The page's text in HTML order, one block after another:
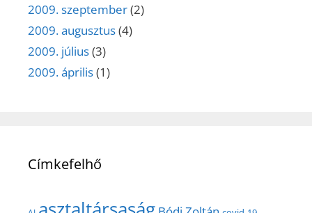
2009. szeptember(2)
2009. augusztus(4)
2009. július(3)
2009. április(1)
Címkefelhő